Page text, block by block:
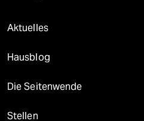
Aktuelles
Hausblog
Die Seitenwende
Stellen